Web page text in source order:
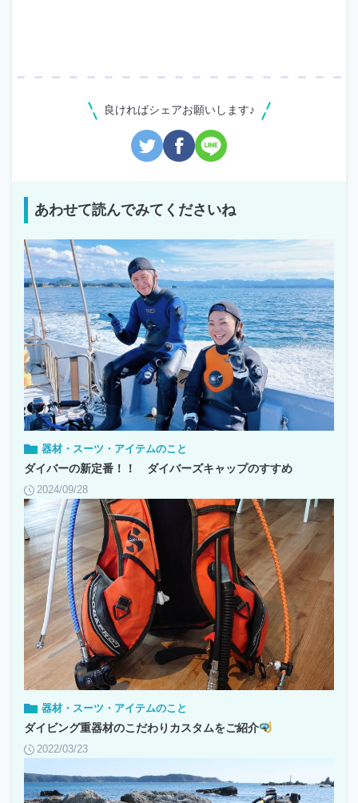
良ければシェアお願いします♪
あわせて読んでみてくださいね
器材・スーツ・アイテムのこと
ダイバーの新定番！！ ダイバーズキャップのすすめ
2024/09/28
器材・スーツ・アイテムのこと
ダイビング重器材のこだわりカスタムをご紹介
2022/03/23